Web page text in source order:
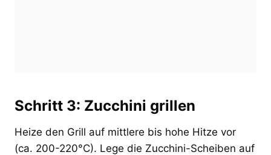
Schritt 3: Zucchini grillen
Heize den Grill auf mittlere bis hohe Hitze vor
(ca. 200-220°C). Lege die Zucchini-Scheiben auf